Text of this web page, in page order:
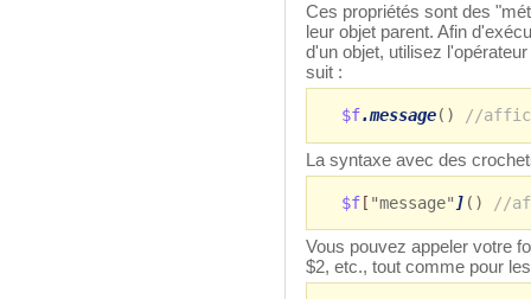
Ces propriétés sont des
leur objet parent. Afin
d'un objet, utilisez
suit :
$f.message() //
La syntaxe avec des
$f[ "message" ] () //
Vous pouvez appeler votre
$2, etc., tout comme pour